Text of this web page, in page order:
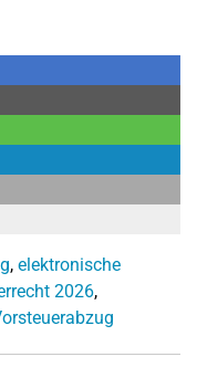
, elektronische
2026,